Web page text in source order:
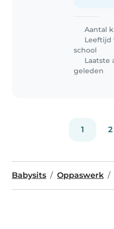
Aantal
Leeftijd
school
Laatste
geleden
1 2
Babysits Oppaswerk